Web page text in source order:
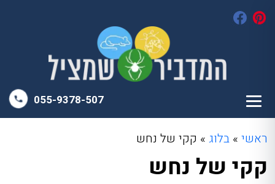
055-9378-507
ראשי » בלוג » קקי של נחש
קקי של נחש